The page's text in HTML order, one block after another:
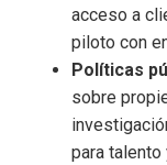
acceso a
piloto con
Políticas
sobre
para